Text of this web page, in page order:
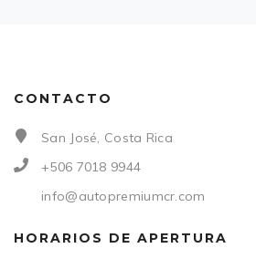
CONTACTO
San José, Costa Rica
+506 7018 9944
info@autopremiumcr.com
HORARIOS DE APERTURA